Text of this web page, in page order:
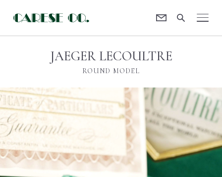
JAEGER LECOULTRE
ROUND MODEL